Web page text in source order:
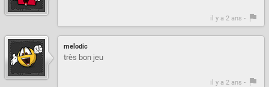
il y a 2 ans -
melodic
très bon jeu
il y a 2 ans -